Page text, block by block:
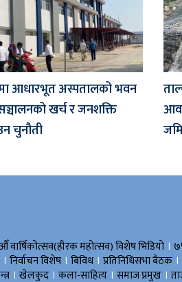
आधारभूत अस्पतालको भवन
खर्च र जनशक्ति
चुनौती
वार्षिकोत्सव(हीरक महोत्सव) विशेष भिडियाे ।
। निर्वाचन विशेष । बिविध। प्रतिनिधिसभा बैठक ।
। खेलकुद । कला-साहित्य । समाज प्रमुख ।